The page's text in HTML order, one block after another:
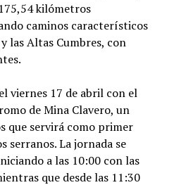
kilómetros
caminos característicos
las Altas Cumbres, con
viernes 17 de abril con el
de Mina Clavero, un
que servirá como primer
serranos. La jornada se
a las 10:00 con las
que desde las 11:30